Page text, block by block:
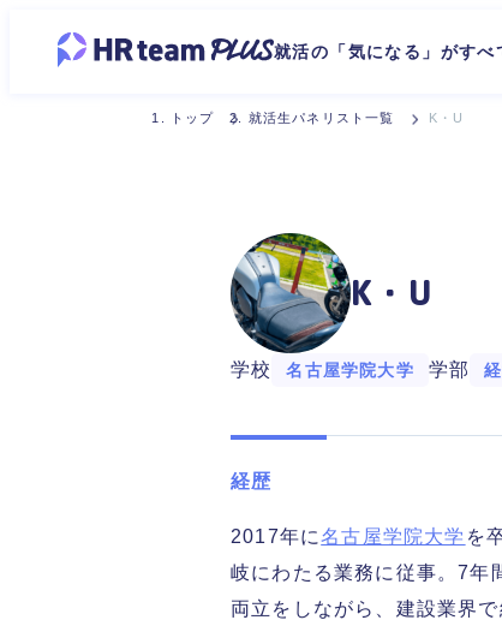
就活の「気になる」がすべ
トップ 就活生パネリスト一覧 K・U
K・U
学校 名古屋学院大学 学部
経歴
2017年に名古屋学院大学 を
岐にわたる業務に従事。7年
両立をしながら、建設業界